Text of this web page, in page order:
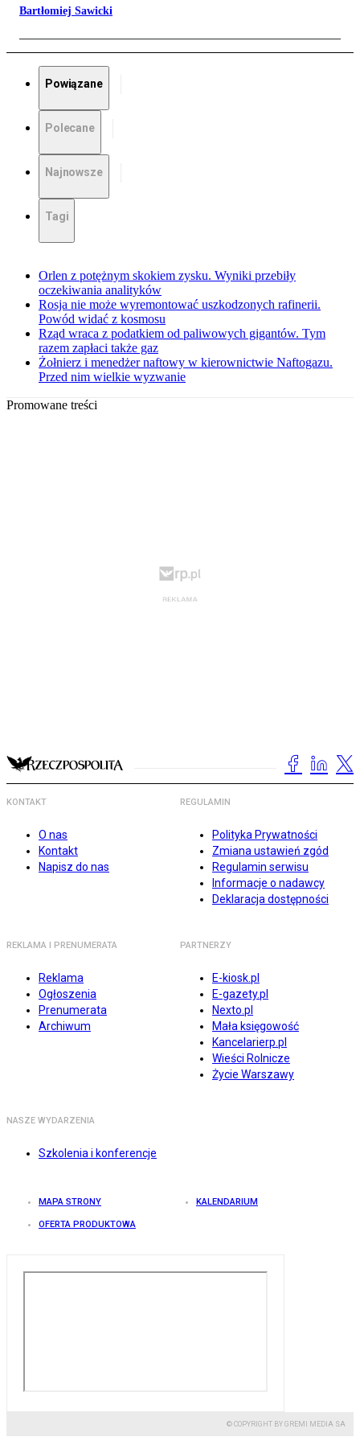
Bartłomiej Sawicki
Powiązane
Polecane
Najnowsze
Tagi
Orlen z potężnym skokiem zysku. Wyniki przebiły
oczekiwania analityków
Rosja nie może wyremontować uszkodzonych rafinerii.
Powód widać z kosmosu
Rząd wraca z podatkiem od paliwowych gigantów. Tym
razem zapłaci także gaz
Żołnierz i menedżer naftowy w kierownictwie Naftogazu.
Przed nim wielkie wyzwanie
Promowane treści
KONTAKT
O nas
Kontakt
Napisz do nas
REGULAMIN
Polityka Prywatności
Zmiana ustawień zgód
Regulamin serwisu
Informacje o nadawcy
Deklaracja dostępności
REKLAMA I PRENUMERATA
Reklama
Ogłoszenia
Prenumerata
Archiwum
PARTNERZY
E-kiosk.pl
E-gazety.pl
Nexto.pl
Mała księgowość
Kancelarierp.pl
Wieści Rolnicze
Życie Warszawy
NASZE WYDARZENIA
Szkolenia i konferencje
MAPA STRONY KALENDARIUM
OFERTA PRODUKTOWA
© COPYRIGHT BY GREMI MEDIA SA